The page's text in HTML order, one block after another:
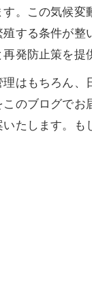
。この気候変
殖する条件が
発防止策を提
はもちろん、
のブログでお
いたします。